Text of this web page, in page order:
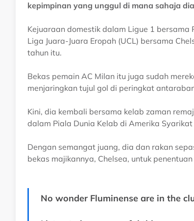
kepimpinan yang unggul di mana sahaja
Kejuaraan domestik dalam Ligue 1 bersama
Liga Juara-Juara Eropah (UCL) bersama
tahun itu.
Bekas pemain AC Milan itu juga sudah
menjaringkan tujul gol di peringkat
Kini, dia kembali bersama kelab zaman
dalam Piala Dunia Kelab di Amerika Syarikat
Dengan semangat juang, dia dan rakan
bekas majikannya, Chelsea, untuk
No wonder Fluminense are in the